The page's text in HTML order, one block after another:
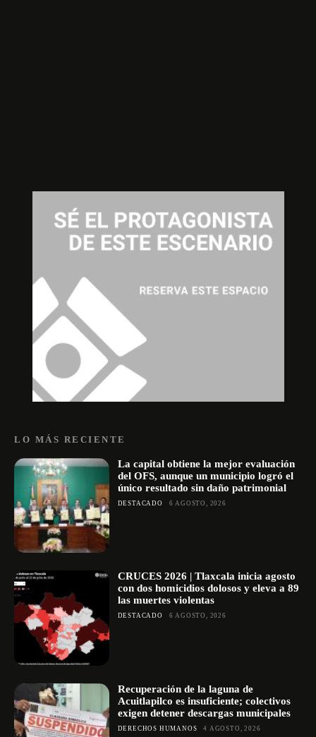
LO MÁS RECIENTE
La capital obtiene la mejor evaluación
del OFS, aunque un municipio logró el
único resultado sin daño patrimonial
DESTACADO 6 AGOSTO, 2026
CRUCES 2026 | Tlaxcala inicia agosto
con dos homicidios dolosos y eleva a 89
las muertes violentas
DESTACADO 6 AGOSTO, 2026
Recuperación de la laguna de
Acuitlapilco es insuficiente; colectivos
exigen detener descargas municipales
DERECHOS HUMANOS 4 AGOSTO, 2026